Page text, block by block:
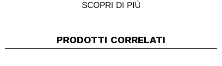
Condividi un video o una foto
SCOPRI DI PIÙ
PRODOTTI CORRELATI